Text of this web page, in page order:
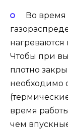
Во время
Чтобы при
плотно
необходимо
время
чем